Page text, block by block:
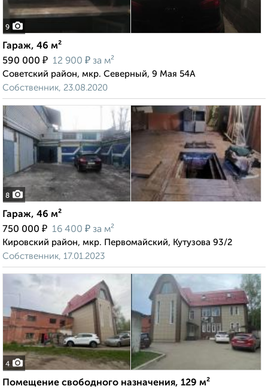
9
Гараж, 46 м²
590 000 ₽ 12 900 ₽ за м²
Советский район, мкр. Северный, 9 Мая 54А
Собственник, 23.08.2020
8
Гараж, 46 м²
750 000 ₽ 16 400 ₽ за м²
Кировский район, мкр. Первомайский, Кутузова 93/2
Собственник, 17.01.2023
4
Помещение свободного назначения, 129 м²